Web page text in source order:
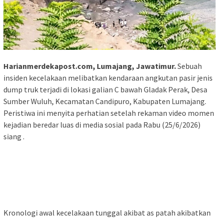
Harianmerdekapost.com, Lumajang, Jawatimur.Sebuah
insiden kecelakaan melibatkan kendaraan angkutan pasir jenis
dump truk terjadi di lokasi galian C bawah Gladak Perak, Desa
Sumber Wuluh, Kecamatan Candipuro, Kabupaten Lumajang.
Peristiwa ini menyita perhatian setelah rekaman video momen
kejadian beredar luas di media sosial pada Rabu (25/6/2026)
siang .
Kronologi awal kecelakaan tunggal akibat as patah akibatkan